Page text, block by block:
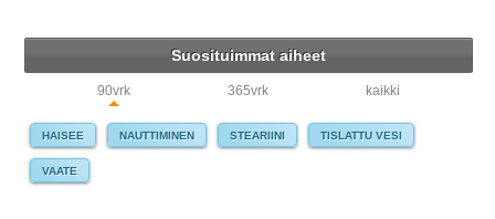
Suosituimmat aiheet
90vrk 365vrk kaikki
HAISEE NAUTTIMINEN STEARIINI TISLATTU VESI
VAATE